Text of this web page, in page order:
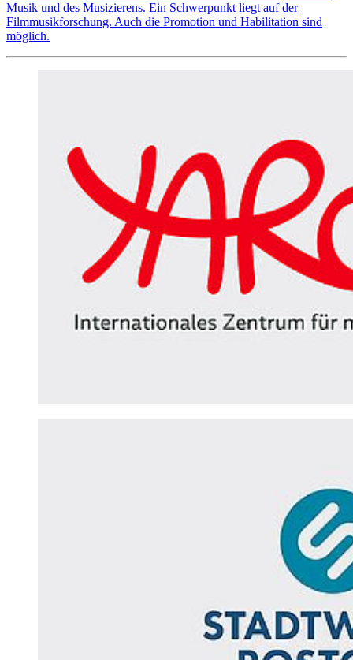
Musik und des Musizierens. Ein Schwerpunkt liegt auf der
Filmmusikforschung. Auch die Promotion und Habilitation sind
möglich.